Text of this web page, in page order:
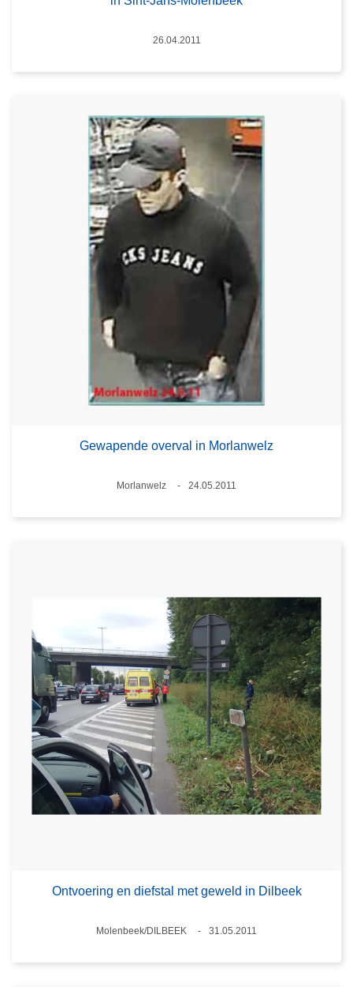
Datum
26.04.2011
Gewapende overval in Morlanwelz
Plaats
Morlanwelz
24.05.2011
Ontvoering en diefstal met geweld in Dilbeek
Plaats
Molenbeek/DILBEEK
31.05.2011